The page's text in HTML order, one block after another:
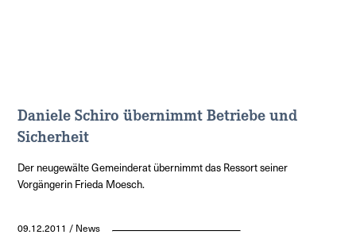
Daniele Schiro übernimmt Betriebe und
Sicherheit
Der neugewälte Gemeinderat übernimmt das Ressort seiner
Vorgängerin Frieda Moesch.
09.12.2011 / News